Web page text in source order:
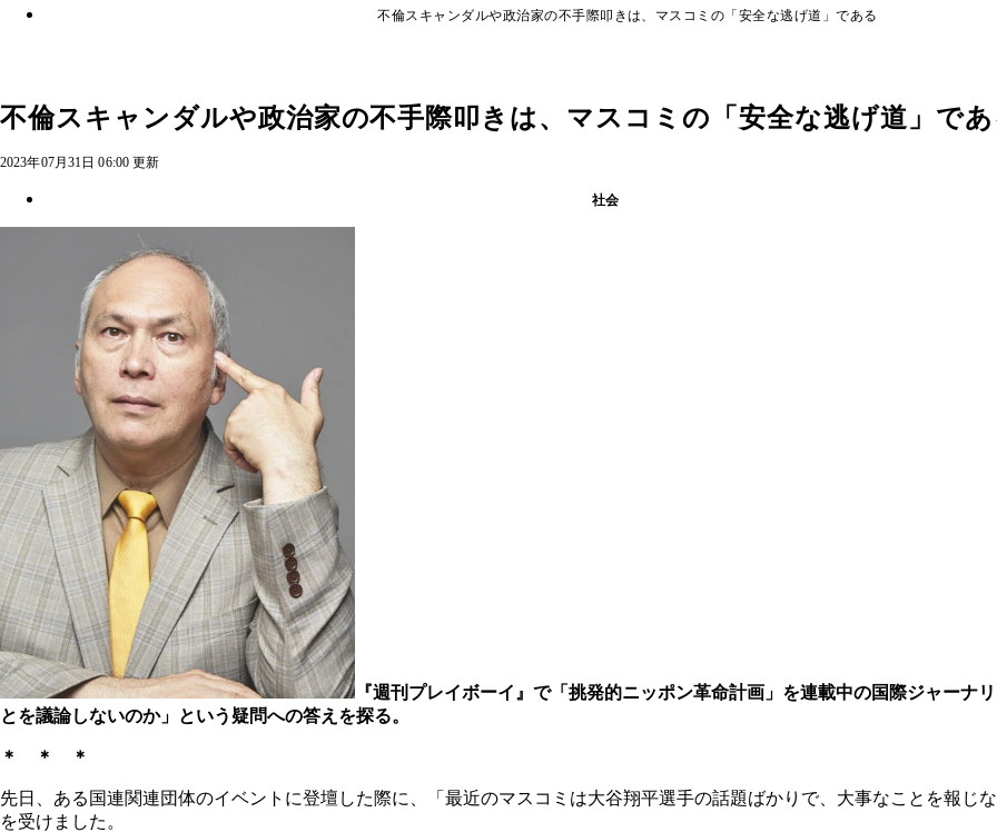
不倫スキャンダルや政治家の不手際叩きは、マスコミの「安全な逃げ道」である
不倫スキャンダルや政治家の不手際叩きは、マスコミの「安全な逃げ道」で
2023年07月31日 06:00 更新
社会
『週刊プレイボーイ』で「挑発的ニッポン革命計画」を連載中の国際ジャーナ
とを議論しないのか」という疑問への答えを探る。
＊ ＊ ＊
先日、ある国連関連団体のイベントに登壇した際に、「最近のマスコミは大谷翔平選手の話題ばかりで、大事なことを報じ
を受けました。